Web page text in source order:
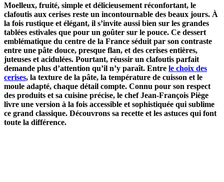
Moelleux, fruité, simple et délicieusement réconfortant, le
clafoutis aux cerises reste un incontournable des beaux jours. À
la fois rustique et élégant, il s’invite aussi bien sur les grandes
tablées estivales que pour un goûter sur le pouce. Ce dessert
emblématique du centre de la France séduit par son contraste
entre une pâte douce, presque flan, et des cerises entières,
juteuses et acidulées. Pourtant, réussir un clafoutis parfait
demande plus d’attention qu’il n’y paraît. Entre le choix des
cerises, la texture de la pâte, la température de cuisson et le
moule adapté, chaque détail compte. Connu pour son respect
des produits et sa cuisine précise, le chef Jean-François Piège
livre une version à la fois accessible et sophistiquée qui sublime
ce grand classique. Découvrons sa recette et les astuces qui font
toute la différence.